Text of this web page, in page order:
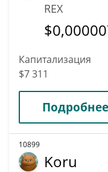
REX
$
Капитализация
$7 311
Подробнее
10899
Koru